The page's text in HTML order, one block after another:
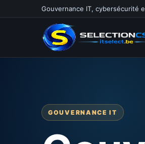
Gouvernance IT, cybersécurité
GOUVERNANCE IT